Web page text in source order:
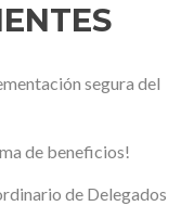
segura del
de beneficios!
de Delegados